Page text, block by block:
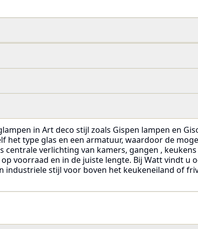
in Art deco stijl zoals Gispen lampen en
het type glas en een armatuur, waardoor de
centrale verlichting van kamers, gangen ,
voorraad en in de juiste lengte. Bij Watt vindt u
industriele stijl voor boven het keukeneiland of